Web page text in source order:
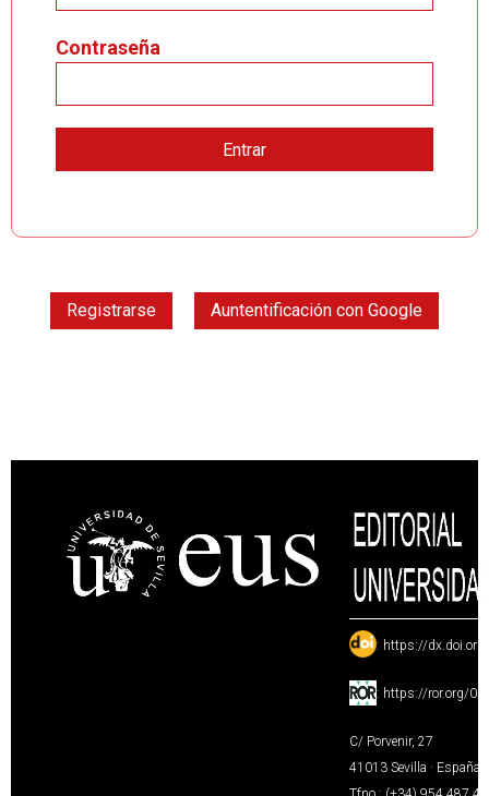
Contraseña
Registrarse Auntentificación con Google
: https://
: https://ror.org/
C/ Porvenir, 27
41013 Sevilla · España